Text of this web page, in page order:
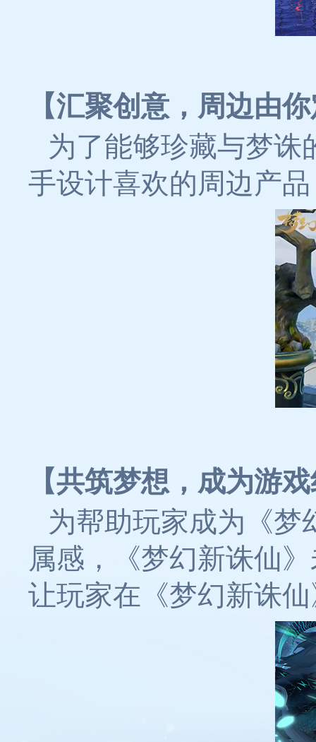
【汇聚创意，周边由
为了能够珍藏与梦诛
手设计喜欢的周边产
【共筑梦想，成为游
为帮助玩家成为《梦
属感，《梦幻新诛仙
让玩家在《梦幻新诛